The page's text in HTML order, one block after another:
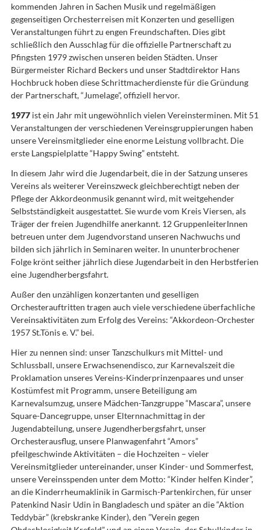
kommenden Jahren in Sachen Musik und regelmäßigen
gegenseitigen Orchesterreisen mit Konzerten und geselligen
Veranstaltungen führt zu engen Freundschaften. Dies gibt
schließlich den Ausschlag für die offizielle Partnerschaft zu
Pfingsten 1979 zwischen unseren beiden Städten. Unser
Bürgermeister Richard Beckers und unser Stadtdirektor Hans
Hochbruck hoben diese Schrittmacherdienste für die Gründung
der Partnerschaft, “Jumelage”, offiziell hervor.
1977ist ein Jahr mit ungewöhnlich vielen Vereinsterminen. Mit 51
Veranstaltungen der verschiedenen Vereinsgruppierungen haben
unsere Vereinsmitglieder eine enorme Leistung vollbracht. Die
erste Langspielplatte “Happy Swing” entsteht.
In diesem Jahr wird die Jugendarbeit, die in der Satzung unseres
Vereins als weiterer Vereinszweck gleichberechtigt neben der
Pflege der Akkordeonmusik genannt wird, mit weitgehender
Selbstständigkeit ausgestattet. Sie wurde vom Kreis Viersen, als
Träger der freien Jugendhilfe anerkannt. 12 GruppenleiterInnen
betreuen unter dem Jugendvorstand unseren Nachwuchs und
bilden sich jährlich in Seminaren weiter. In ununterbrochener
Folge krönt seither jährlich diese Jugendarbeit in den Herbstferien
eine Jugendherbergsfahrt.
Außer den unzähligen konzertanten und geselligen
Orchesterauftritten tragen auch viele verschiedene überfachliche
Vereinsaktivitäten zum Erfolg des Vereins: “Akkordeon-Orchester
1957 St.Tönis e. V.” bei.
Hier zu nennen sind: unser Tanzschulkurs mit Mittel- und
Schlussball, unsere Erwachsenendisco, zur Karnevalszeit die
Proklamation unseres Vereins-Kinderprinzenpaares und unser
Kostümfest mit Programm, unsere Beteiligung am
Karnevalsumzug, unsere Mädchen-Tanzgruppe “Mascara”, unsere
Square-Dancegruppe, unser Elternnachmittag in der
Jugendabteilung, unsere Jugendherbergsfahrt, unser
Orchesterausflug, unsere Planwagenfahrt “Amors”
pfeilgeschwinde Aktivitäten – die Hochzeiten – vieler
Vereinsmitglieder untereinander, unser Kinder- und Sommerfest,
unsere Vereinsspenden unter dem Motto: “Kinder helfen Kinder”,
an die Kinderrheumaklinik in Garmisch-Partenkirchen, für unser
Patenkind Nasir Udin in Bangladesch und später an die “Aktion
Teddybär” (krebskranke Kinder), den ”Verein gegen